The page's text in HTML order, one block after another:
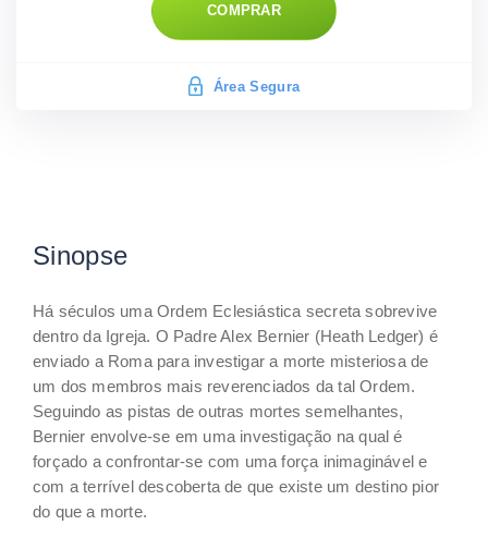
COMPRAR
Área Segura
Sinopse
Há séculos uma Ordem Eclesiástica secreta sobrevive
dentro da Igreja. O Padre Alex Bernier (Heath Ledger) é
enviado a Roma para investigar a morte misteriosa de
um dos membros mais reverenciados da tal Ordem.
Seguindo as pistas de outras mortes semelhantes,
Bernier envolve-se em uma investigação na qual é
forçado a confrontar-se com uma força inimaginável e
com a terrível descoberta de que existe um destino pior
do que a morte.